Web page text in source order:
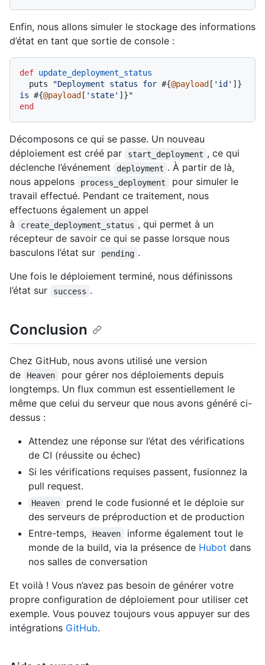
Enfin, nous allons simuler le stockage des informations
d’état en tant que sortie de console :
def update_deployment_status
  puts
"Deployment status for #{@payload [ 'id' ]}
is #{@payload [ 'state' ]}"
end
Décomposons ce qui se passe. Un nouveau
déploiement est créé par
start_deployment , ce qui
déclenche l’événement
deployment . À partir de là,
nous appelons
process_deployment
pour simuler le
travail effectué. Pendant ce traitement, nous
effectuons également un appel
à
create_deployment_status , qui permet à un
récepteur de savoir ce qui se passe lorsque nous
basculons l’état sur
pending .
Une fois le déploiement terminé, nous définissons
l’état sur
success .
Conclusion
Chez GitHub, nous avons utilisé une version
de
Heaven
pour gérer nos déploiements depuis
longtemps. Un flux commun est essentiellement le
même que celui du serveur que nous avons généré ci-
dessus :
Attendez une réponse sur l’état des vérifications
de CI (réussite ou échec)
Si les vérifications requises passent, fusionnez la
pull request.
Heaven
prend le code fusionné et le déploie sur
des serveurs de préproduction et de production
Entre-temps,
Heaven
informe également tout le
monde de la build, via la présence de Hubot dans
nos salles de conversation
Et voilà ! Vous n’avez pas besoin de générer votre
propre configuration de déploiement pour utiliser cet
exemple. Vous pouvez toujours vous appuyer sur des
intégrations GitHub.